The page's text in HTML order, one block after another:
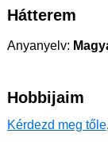
Hátterem
Anyanyelv:
Hobbijaim
Kérdezd meg tőle